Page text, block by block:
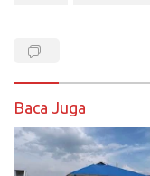
Baca Juga